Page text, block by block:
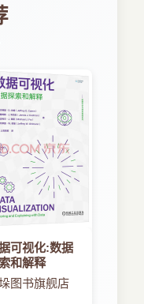
据类型、指令系
I／O技术、通道
（Cache）、虚
存储器保护技术
主要介绍了标
主要障碍与处理
线中的并行处理
，并给出了大量
实现原理、编
的实现方法。
本概念，介绍
处理机中的并行
可视化:数据
和解释
图书旗舰店